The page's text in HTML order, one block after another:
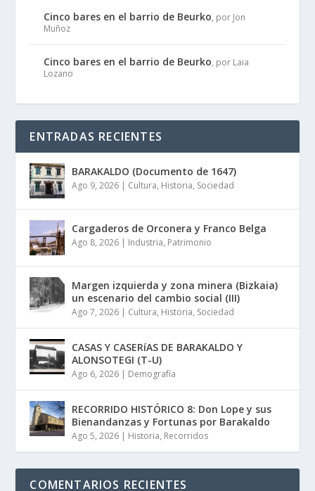
Cinco bares en el barrio de Beurko, por Jon
Muñoz
Cinco bares en el barrio de Beurko, por Laia
Lozano
ENTRADAS RECIENTES
BARAKALDO (Documento de 1647)
Ago 9, 2026 | Cultura, Historia, Sociedad
Cargaderos de Orconera y Franco Belga
Ago 8, 2026 | Industria, Patrimonio
Margen izquierda y zona minera (Bizkaia)
un escenario del cambio social (III)
Ago 7, 2026 | Cultura, Historia, Sociedad
CASAS Y CASERíAS DE BARAKALDO Y
ALONSOTEGI (T-U)
Ago 6, 2026 | Demografía
RECORRIDO HISTÓRICO 8: Don Lope y sus
Bienandanzas y Fortunas por Barakaldo
Ago 5, 2026 | Historia, Recorridos
COMENTARIOS RECIENTES